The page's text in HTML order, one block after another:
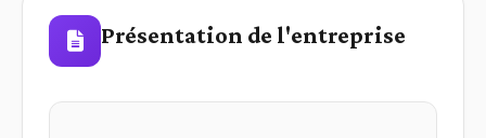
Présentation de l'entreprise